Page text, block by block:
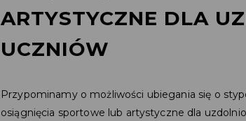
ARTYSTYCZNE DLA
UCZNIÓW
Przypominamy o możliwości ubiegania się o
osiągnięcia sportowe lub artystyczne dla